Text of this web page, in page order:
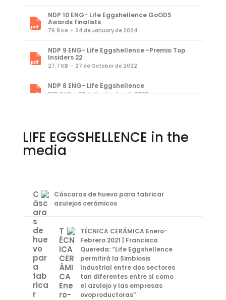
NDP 10 ENG- Life Eggshellence GoODS
Awards finalists
76.9 KB 24 de January de 2024
NDP 9 ENG- Life Eggshellence -Premio Top
Insiders 22
27.7 KB 27 de October de 2022
NDP 8 ENG- Life Eggshellence
325.0 KB 27 de September de 2022
NDP 6 ENG- Life Eggshellence
26.2 KB
NDP 4 ENG- Life Eggshellence
23.1 KB 5 de May de 2022
NDP 3 ENG- Life Eggshellence
75.9 KB 5 de May de 2022
NDP 2 ENG- Life Eggshellence
28.4 KB 5 de May de 2022
NDP 1 ENG- Life Eggshellence
82.0 KB 5 de May de 2022
LIFE EGGSHELLENCE in the
media
Cáscaras de huevo para fabricar
azulejos cerámicos
TÉCNICA CERÁMICA Enero-
Febrero 2021 | Francisca
Quereda: “Life Eggshellence
permitirá la Simbiosis
Industrial entre dos sectores
tan diferentes entre sí como
el azulejo y las empresas
ovoproductoras”